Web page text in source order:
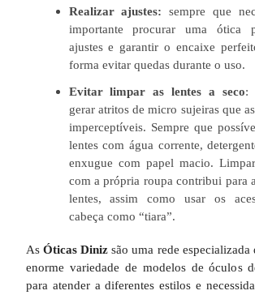
Realizar ajustes: sempre que
importante procurar uma ótica
ajustes e garantir o encaixe
forma evitar quedas durante o uso.
Evitar limpar as lentes a seco:
gerar atritos de micro sujeiras que
imperceptíveis. Sempre que
lentes com água corrente,
enxugue com papel macio.
com a própria roupa contribui para
lentes, assim como usar os
cabeça como “tiara”.
AsÓticas Diniz são uma rede especializada
enorme variedade de modelos de óculos
para atender a diferentes estilos e